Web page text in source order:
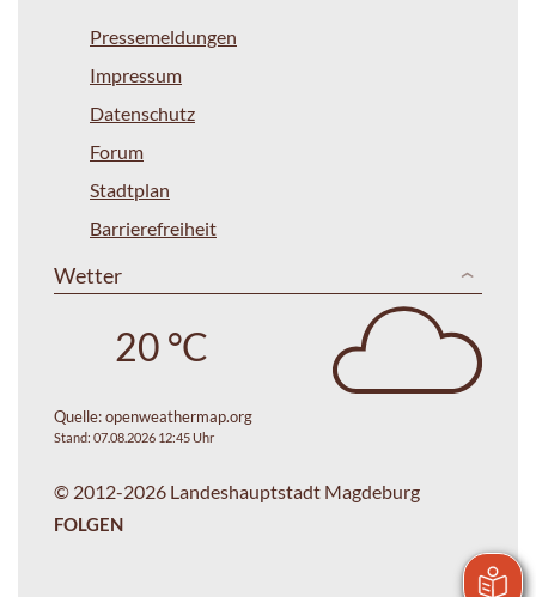
Pressemeldungen
Impressum
Datenschutz
Forum
Stadtplan
Barrierefreiheit
Wetter
20 °C
Quelle:openweathermap.org
Stand: 07.08.2026 12:45 Uhr
© 2012-2026 Landeshauptstadt Magdeburg
FOLGEN